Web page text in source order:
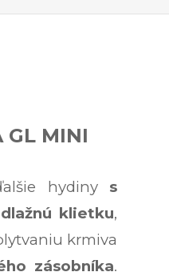
MINI
hydiny s
klietku,
krmiva
zásobníka.